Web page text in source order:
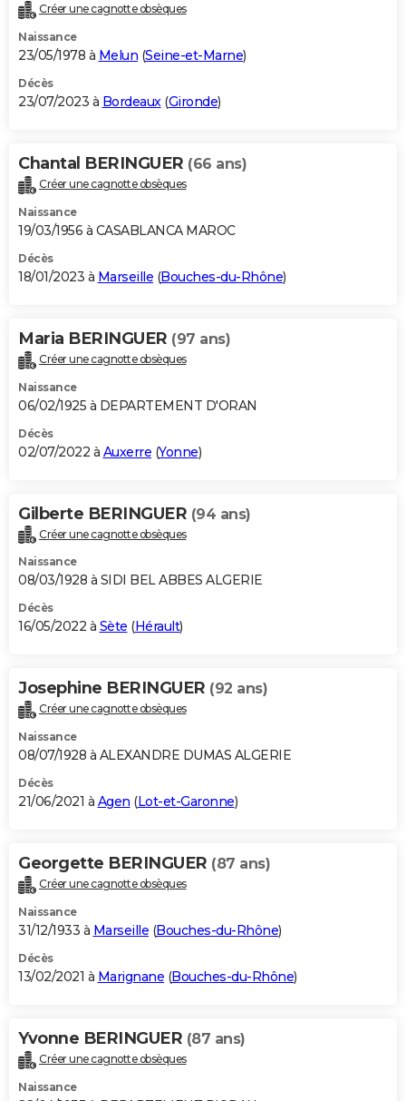
Créer une cagnotte obsèques
Naissance
23/05/1978 à Melun (Seine-et-Marne)
Décès
23/07/2023 à Bordeaux(Gironde)
Chantal BERINGUER (66 ans)
Créer une cagnotte obsèques
Naissance
19/03/1956 à CASABLANCA MAROC
Décès
18/01/2023 à Marseille (Bouches-du-Rhône)
Maria BERINGUER (97 ans)
Créer une cagnotte obsèques
Naissance
06/02/1925 à DEPARTEMENT D'ORAN
Décès
02/07/2022 à Auxerre (Yonne)
Gilberte BERINGUER (94 ans)
Créer une cagnotte obsèques
Naissance
08/03/1928 à SIDI BEL ABBES ALGERIE
Décès
16/05/2022 à Sète (Hérault)
Josephine BERINGUER (92 ans)
Créer une cagnotte obsèques
Naissance
08/07/1928 à ALEXANDRE DUMAS ALGERIE
Décès
21/06/2021 à Agen (Lot-et-Garonne)
Georgette BERINGUER (87 ans)
Créer une cagnotte obsèques
Naissance
31/12/1933 à Marseille (Bouches-du-Rhône)
Décès
13/02/2021 à Marignane (Bouches-du-Rhône)
Yvonne BERINGUER (87 ans)
Créer une cagnotte obsèques
Naissance